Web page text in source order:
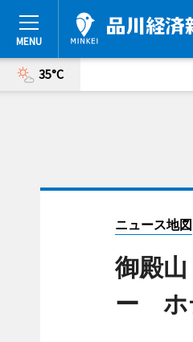
35°C
ニュース地図
御殿
ー ホ